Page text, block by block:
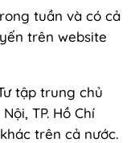
tuần và có cả
trên website
tập trung chủ
TP. Hồ Chí
trên cả nước.